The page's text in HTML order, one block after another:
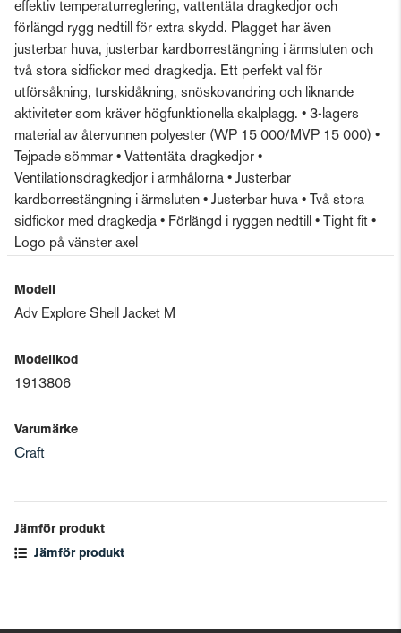
effektiv temperaturreglering, vattentäta dragkedjor och
förlängd rygg nedtill för extra skydd. Plagget har även
justerbar huva, justerbar kardborrestängning i ärmsluten och
två stora sidfickor med dragkedja. Ett perfekt val för
utförsåkning, turskidåkning, snöskovandring och liknande
aktiviteter som kräver högfunktionella skalplagg. • 3-lagers
material av återvunnen polyester (WP 15 000/MVP 15 000) •
Tejpade sömmar • Vattentäta dragkedjor •
Ventilationsdragkedjor i armhålorna • Justerbar
kardborrestängning i ärmsluten • Justerbar huva • Två stora
sidfickor med dragkedja • Förlängd i ryggen nedtill • Tight fit •
Logo på vänster axel
Modell
Adv Explore Shell Jacket M
Modellkod
1913806
Varumärke
Craft
Jämför produkt
Jämför produkt